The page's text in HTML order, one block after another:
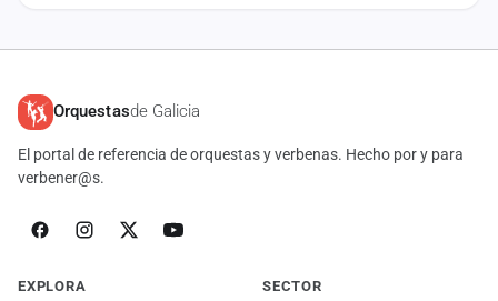
Orquestasde Galicia
El portal de referencia de orquestas y verbenas. Hecho por y para
verbener@s.
EXPLORA SECTOR